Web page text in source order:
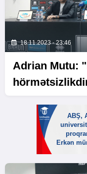
18.11.2023 - 23:46
Adrian Mutu: